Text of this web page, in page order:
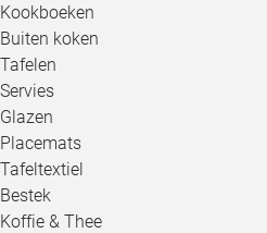
Kookboeken
Buiten koken
Tafelen
Servies
Glazen
Placemats
Tafeltextiel
Bestek
Koffie & Thee